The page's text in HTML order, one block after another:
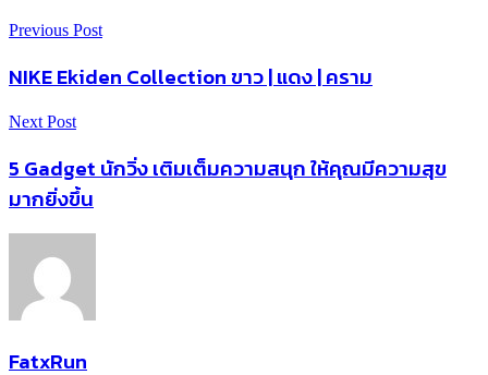
Previous Post
NIKE Ekiden Collection ขาว | แดง | คราม
Next Post
5 Gadget นักวิ่ง เติมเต็มความสนุก ให้คุณมีความสุข
มากยิ่งขึ้น
FatxRun